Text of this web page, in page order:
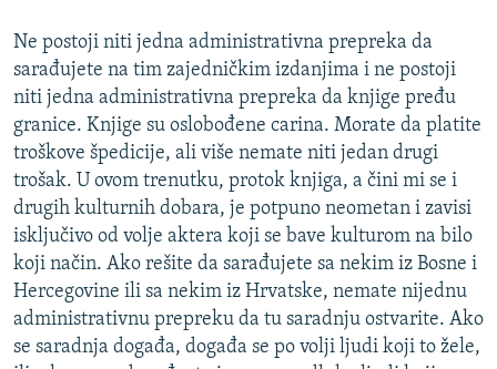
Ne postoji niti jedna administrativna prepreka da
sarađujete na tim zajedničkim izdanjima i ne postoji
niti jedna administrativna prepreka da knjige pređu
granice. Knjige su oslobođene carina. Morate da platite
troškove špedicije, ali više nemate niti jedan drugi
trošak. U ovom trenutku, protok knjiga, a čini mi se i
drugih kulturnih dobara, je potpuno neometan i zavisi
isključivo od volje aktera koji se bave kulturom na bilo
koji način. Ako rešite da sarađujete sa nekim iz Bosne i
Hercegovine ili sa nekim iz Hrvatske, nemate nijednu
administrativnu prepreku da tu saradnju ostvarite. Ako
se saradnja događa, događa se po volji ljudi koji to žele,